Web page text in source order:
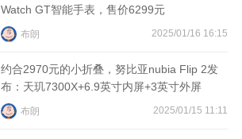
Watch GT智能手表，售价6299元
布朗 2025/01/16 16:15
约合2970元的小折叠，努比亚nubia Flip 2发
布：天玑7300X+6.9英寸内屏+3英寸外屏
布朗 2025/01/15 11:11